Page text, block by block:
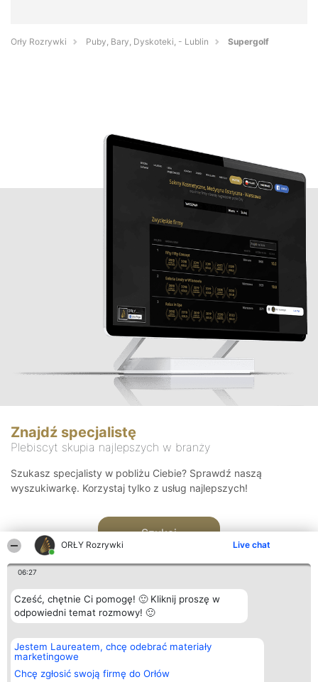
ORŁY Rozrywki Live chat
06:27
Cześć, chętnie Ci pomogę! 🙂 Kliknij proszę w
odpowiedni temat rozmowy! 🙂
Jestem Laureatem, chcę odebrać materiały
marketingowe
Chcę zgłosić swoją firmę do Orłów
Orły Rozrywki Puby, Bary, Dyskoteki, - Lublin Supergolf
Znajdź specjalistę
Plebiscyt skupia najlepszych w branży
Szukasz specjalisty w pobliżu Ciebie? Sprawdź naszą
wyszukiwarkę. Korzystaj tylko z usług najlepszych!
Szukaj
Organizator plebiscytu
Bright Side Solutions sp. z o.
o. sp. k.
ul. Ruska 22
Wrocław 50-079
Plebiscyt
Laureaci
wszystkich
Laureatów
Kontakt
Kontakt